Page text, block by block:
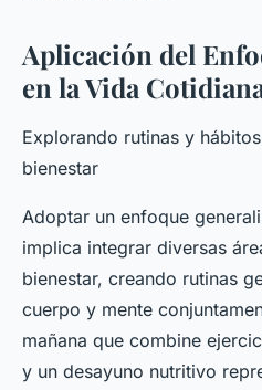
Aplicación del
en la Vida
Explorando rutinas y
bienestar
Adoptar un enfoque
implica integrar diversas
bienestar, creando rutinas
cuerpo y mente
mañana que combine
y un desayuno nutritivo